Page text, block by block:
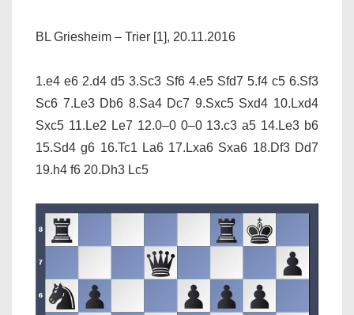
BL Griesheim – Trier [1], 20.11.2016
1.e4 e6 2.d4 d5 3.Sc3 Sf6 4.e5 Sfd7 5.f4 c5 6.Sf3
Sc6 7.Le3 Db6 8.Sa4 Dc7 9.Sxc5 Sxd4 10.Lxd4
Sxc5 11.Le2 Le7 12.0–0 0–0 13.c3 a5 14.Le3 b6
15.Sd4 g6 16.Tc1 La6 17.Lxa6 Sxa6 18.Df3 Dd7
19.h4 f6 20.Dh3 Lc5